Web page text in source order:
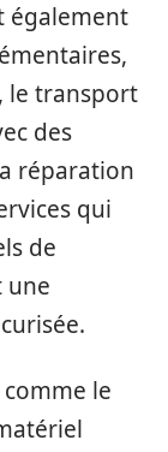
également
le transport
des
réparation
qui
de
une
le